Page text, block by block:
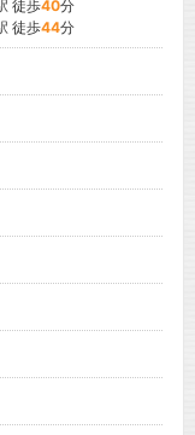
徒歩40分
徒歩44分